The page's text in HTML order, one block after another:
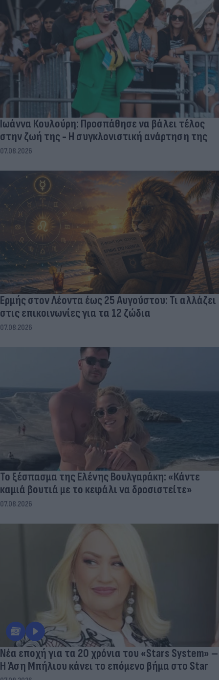
Ιωάννα Κουλούρη: Προσπάθησε να βάλει τέλος
στην ζωή της - Η συγκλονιστική ανάρτηση της
07.08.2026
Ερμής στον Λέοντα έως 25 Αυγούστου: Τι αλλάζει
στις επικοινωνίες για τα 12 ζώδια
07.08.2026
Το ξέσπασμα της Ελένης Βουλγαράκη: «Κάντε
καμιά βουτιά με το κεφάλι να δροσιστείτε»
07.08.2026
Νέα εποχή για τα 20 χρόνια του «Stars System» –
Η Άση Μπήλιου κάνει το επόμενο βήμα στο Star